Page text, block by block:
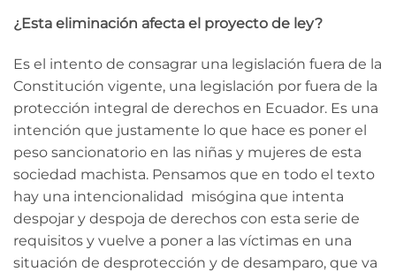
¿Esta eliminación afecta el proyecto de ley?
Es el intento de consagrar una legislación fuera de la
Constitución vigente, una legislación por fuera de la
protección integral de derechos en Ecuador. Es una
intención que justamente lo que hace es poner el
peso sancionatorio en las niñas y mujeres de esta
sociedad machista. Pensamos que en todo el texto
hay una intencionalidad misógina que intenta
despojar y despoja de derechos con esta serie de
requisitos y vuelve a poner a las víctimas en una
situación de desprotección y de desamparo, que va